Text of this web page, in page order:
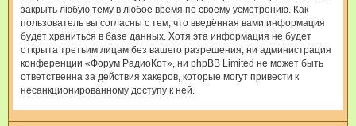
закрыть любую тему в любое время по своему усмотрению. Как
пользователь вы согласны с тем, что введённая вами информация
будет храниться в базе данных. Хотя эта информация не будет
открыта третьим лицам без вашего разрешения, ни администрация
конференции «Форум РадиоКот», ни phpBB Limited не может быть
ответственна за действия хакеров, которые могут привести к
несанкционированному доступу к ней.